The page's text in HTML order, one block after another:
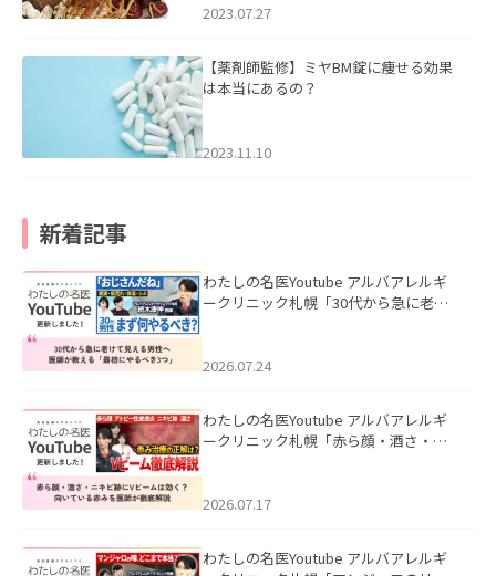
2023.07.27
【薬剤師監修】ミヤBM錠に痩せる効果
は本当にあるの？
2023.11.10
新着記事
わたしの名医Youtube アルバアレルギ
ークリニック札幌「30代から急に老け
た。
2026.07.24
わたしの名医Youtube アルバアレルギ
ークリニック札幌「赤ら顔・酒さ・ニ
した。
2026.07.17
わたしの名医Youtube アルバアレルギ